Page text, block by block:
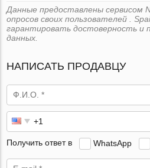
Данные предоставлены сервисом
опросов своих пользователей .
гарантировать достоверность и
данных.
НАПИСАТЬ ПРОДАВЦУ
Получить ответ в WhatsApp